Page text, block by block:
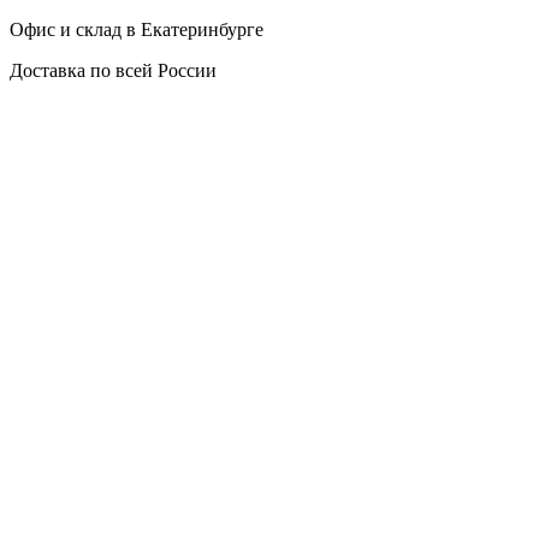
Офис и склад в Екатеринбурге
Доставка по всей России